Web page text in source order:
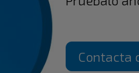
Contacta